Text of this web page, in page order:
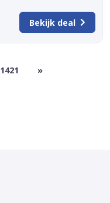
Bekijk deal
1421 »